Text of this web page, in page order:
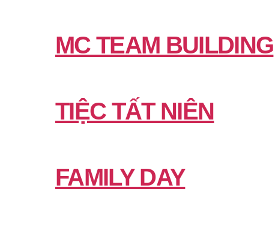
MC TEAM BUILDING
TIỆC TẤT NIÊN
FAMILY DAY